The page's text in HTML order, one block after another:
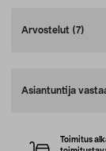
Arvostelut (7)
Asiantuntija
Toimitus